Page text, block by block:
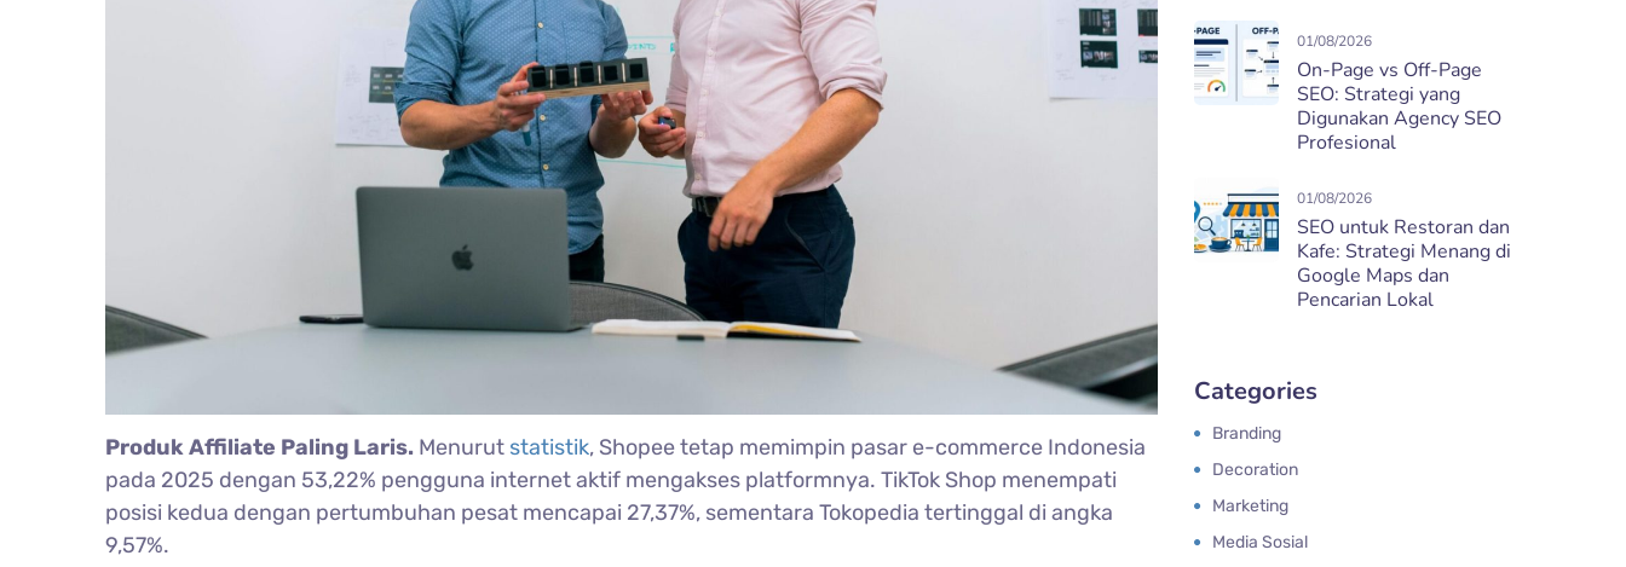
Produk Affiliate Paling Laris. Menurut statistik, Shopee tetap memimpin pasar e-commerce Indonesia
pada 2025 dengan 53,22% pengguna internet aktif mengakses platformnya. TikTok Shop menempati
posisi kedua dengan pertumbuhan pesat mencapai 27,37%, sementara Tokopedia tertinggal di angka
9,57%.
01/08/2026
On-Page vs Off-Page
SEO: Strategi yang
Digunakan Agency SEO
Profesional
01/08/2026
SEO untuk Restoran dan
Kafe: Strategi Menang di
Google Maps dan
Pencarian Lokal
Categories
Branding
Decoration
Marketing
Media Sosial